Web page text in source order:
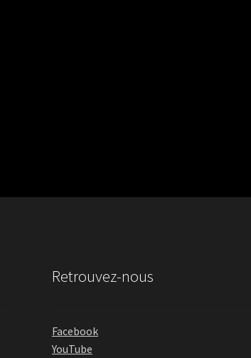
Retrouvez-nous
Facebook
YouTube